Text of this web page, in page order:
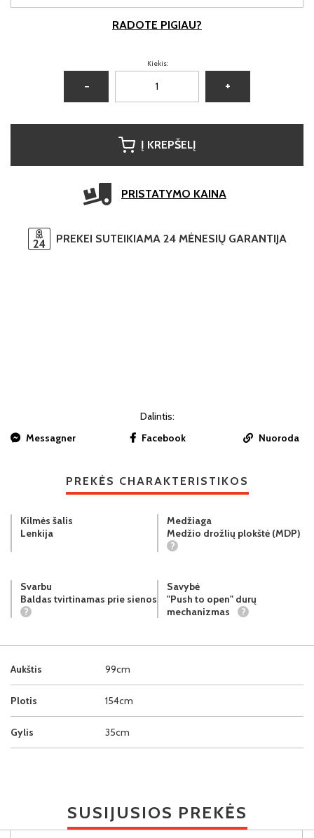
RADOTE PIGIAU?
Kiekis:
− +
Į KREPŠELĮ
PRISTATYMO KAINA
PREKEI SUTEIKIAMA 24 MĖNESIŲ GARANTIJA
Dalintis:
Messagner
Facebook Nuoroda
PREKĖS CHARAKTERISTIKOS
Aukštis 99cm
Plotis 154cm
Gylis 35cm
Kilmės šalis
Lenkija
Medžiaga
Medžio drožlių plokštė (MDP)
?
Svarbu
Baldas tvirtinamas prie sienos
?
Savybė
"Push to open" durų
mechanizmas
?
SUSIJUSIOS PREKĖS